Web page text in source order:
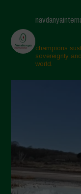
Aprile 2025
Marzo 2025
Febbraio 2025
Gennaio 2025
Settembre 2024
Luglio 2024
Maggio 2024
champions
sovereignty
world.